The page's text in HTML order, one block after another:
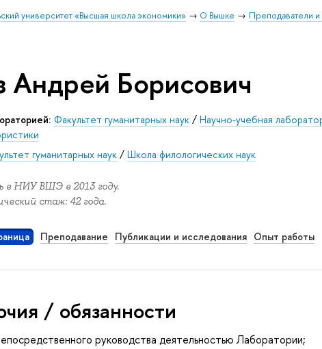
университет «Высшая школа экономики» О Вышке Преподаватели и
Андрей Борисович
Факультет гуманитарных наук /Научно-учебная
гуманитарных наук /Школа филологических наук
в НИУ ВШЭ в 2013 году.
стаж: 42 года.
Преподавание Публикации и исследования Опыт работы
/ обязанности
руководства деятельностью Лаборатории;